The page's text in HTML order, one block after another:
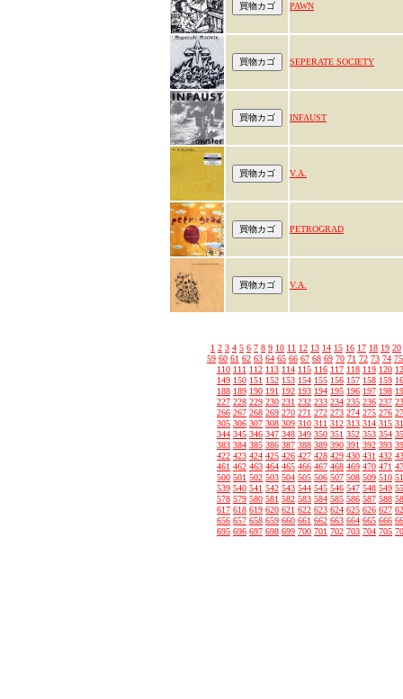
PAWN
SEPERATE SOCIETY
INFAUST
V.A.
PETROGRAD
V.A.
1 2 3 4 5 6 7 8 9 10 11 12 13 14 15 16 17 18 19 20
59 60 61 62 63 64 65 66 67 68 69 70 71 72 73 74 75
110 111 112 113 114 115 116 117 118 119 120
149 150 151 152 153 154 155 156 157 158 159
188 189 190 191 192 193 194 195 196 197 198
227 228 229 230 231 232 233 234 235 236 237
266 267 268 269 270 271 272 273 274 275 276
305 306 307 308 309 310 311 312 313 314 315
344 345 346 347 348 349 350 351 352 353 354
383 384 385 386 387 388 389 390 391 392 393
422 423 424 425 426 427 428 429 430 431 432
461 462 463 464 465 466 467 468 469 470 471
500 501 502 503 504 505 506 507 508 509 510
539 540 541 542 543 544 545 546 547 548 549
578 579 580 581 582 583 584 585 586 587 588
617 618 619 620 621 622 623 624 625 626 627
656 657 658 659 660 661 662 663 664 665 666
695 696 697 698 699 700 701 702 703 704 705